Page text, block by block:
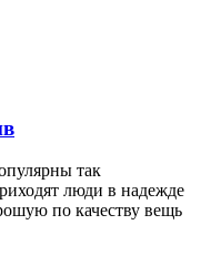
так
люди в надежде
по качеству вещь